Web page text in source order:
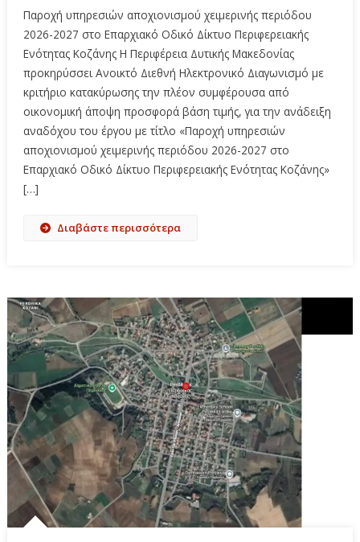
Παροχή υπηρεσιών αποχιονισμού χειμερινής περιόδου
2026-2027 στο Επαρχιακό Οδικό Δίκτυο Περιφερειακής
Ενότητας Κοζάνης Η Περιφέρεια Δυτικής Μακεδονίας
προκηρύσσει Ανοικτό Διεθνή Ηλεκτρονικό Διαγωνισμό με
κριτήριο κατακύρωσης την πλέον συμφέρουσα από
οικονομική άποψη προσφορά βάση τιμής, για την ανάδειξη
αναδόχου του έργου με τίτλο «Παροχή υπηρεσιών
αποχιονισμού χειμερινής περιόδου 2026-2027 στο
Επαρχιακό Οδικό Δίκτυο Περιφερειακής Ενότητας Κοζάνης»
[…]
Διαβάστε περισσότερα